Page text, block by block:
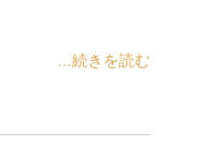
...続きを読む